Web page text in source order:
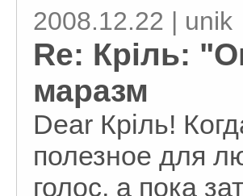
2008.12.22 | unik
Re: Кріль:
маразм
Dear Крiль!
полезное для
голос, а пока